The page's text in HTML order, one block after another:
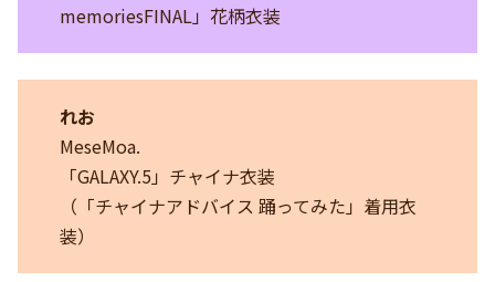
memoriesFINAL」花柄衣装
れお
MeseMoa.
「GALAXY.5」チャイナ衣装
（「チャイナアドバイス 踊ってみた」着用衣
装）